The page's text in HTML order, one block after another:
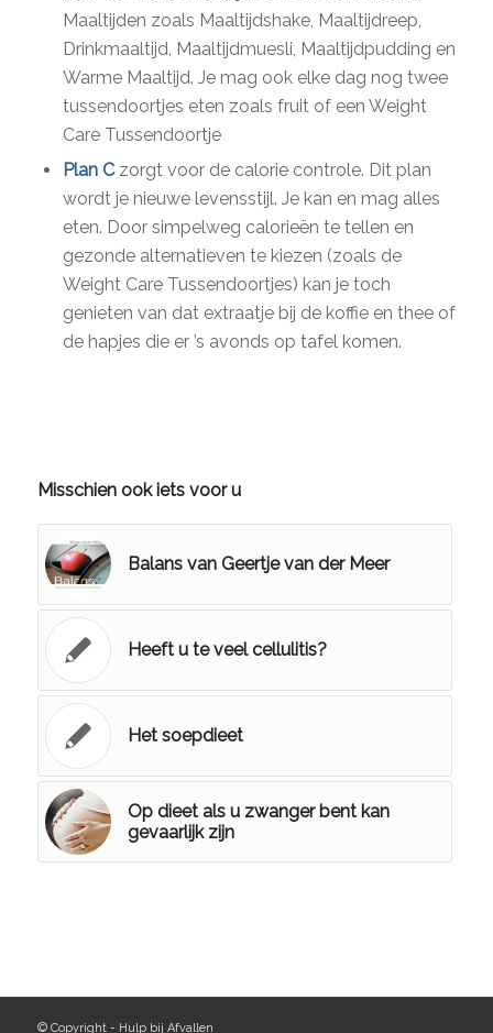
Maaltijden zoals Maaltijdshake, Maaltijdreep,
Drinkmaaltijd, Maaltijdmuesli, Maaltijdpudding en
Warme Maaltijd. Je mag ook elke dag nog twee
tussendoortjes eten zoals fruit of een Weight
Care Tussendoortje
Plan Czorgt voor de calorie controle. Dit plan
wordt je nieuwe levensstijl. Je kan en mag alles
eten. Door simpelweg calorieën te tellen en
gezonde alternatieven te kiezen (zoals de
Weight Care Tussendoortjes) kan je toch
genieten van dat extraatje bij de koffie en thee of
de hapjes die er ’s avonds op tafel komen.
Misschien ook iets voor u
Balans van Geertje van der Meer
Heeft u te veel cellulitis?
Het soepdieet
Op dieet als u zwanger bent kan
gevaarlijk zijn
© Copyright - Hulp bij Afvallen